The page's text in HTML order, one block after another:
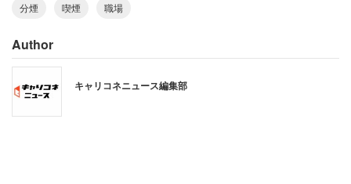
分煙 喫煙 職場
Author
キャリコネニュース編集部